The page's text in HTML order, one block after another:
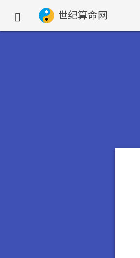
 世纪算命网